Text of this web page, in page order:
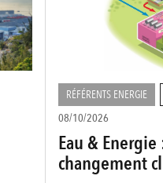
RÉFÉRENTS ENERGIE
08/10/2026
Eau &
changement